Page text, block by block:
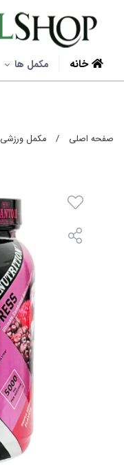
خانه مکمل ها
صفحه اصلی / مکمل ورزشی